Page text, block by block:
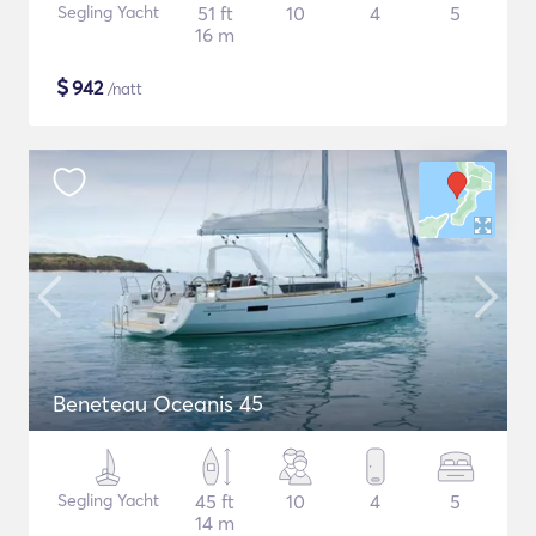
Segling Yacht
51 ft
16 m
10 4 5
$942/natt
Beneteau Oceanis 45
Segling Yacht
45 ft
14 m
10 4 5